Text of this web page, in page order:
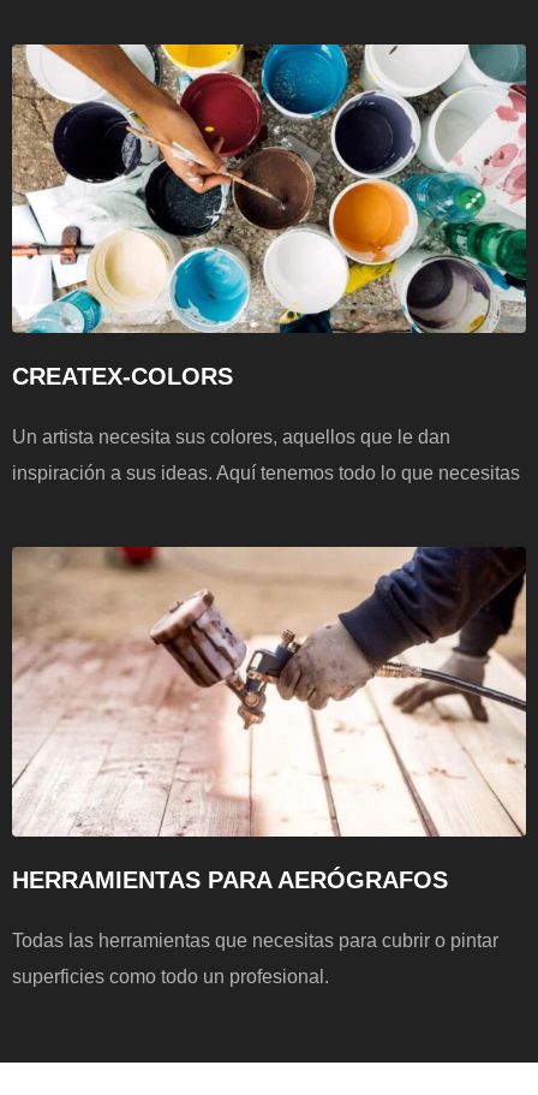
CREATEX-COLORS
Un artista necesita sus colores, aquellos que le dan
inspiración a sus ideas. Aquí tenemos todo lo que necesitas
HERRAMIENTAS PARA AERÓGRAFOS
Todas las herramientas que necesitas para cubrir o pintar
superficies como todo un profesional.